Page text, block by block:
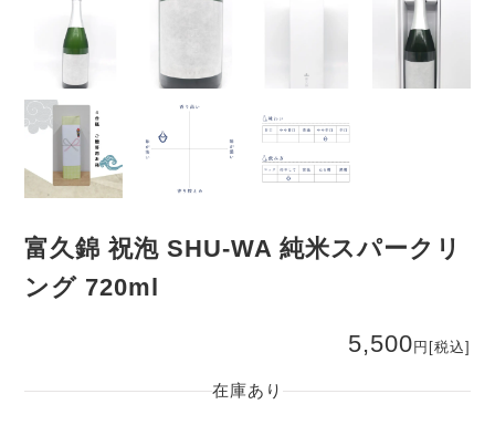
富久錦 祝泡 SHU-WA 純米スパークリ
ング 720ml
5,500 円 [税込]
在庫あり